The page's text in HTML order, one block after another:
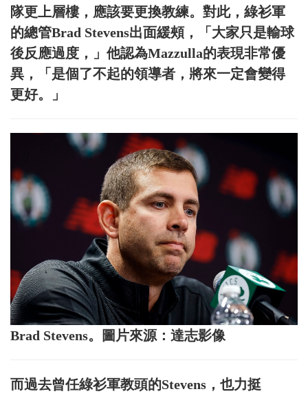
隊更上層樓，應該要更換教練。對此，綠衫軍
的總管Brad Stevens出面緩頰，「大家只是輸球
後反應過度，」他認為Mazzulla的表現非常優
異，「是個了不起的領導者，將來一定會變得
更好。」
Brad Stevens。圖片來源：達志影像
而過去曾任綠衫軍教頭的Stevens，也力挺